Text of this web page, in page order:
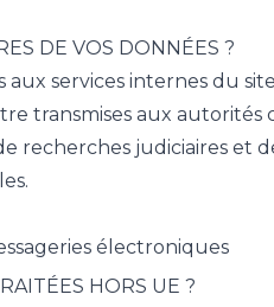
DE VOS DONNÉES ?
services internes du
transmises aux
recherches judiciaires et
électroniques
HORS UE ?